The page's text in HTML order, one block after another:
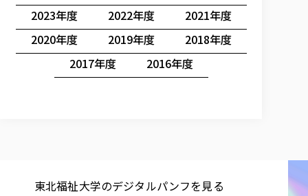
2023年度
2022年度
2021年度
2020年度
2019年度
2018年度
2017年度
2016年度
東北福祉大学の​デジタルパンフを​見る​